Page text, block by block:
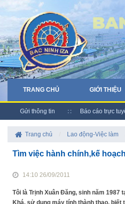
TRANG CHỦ GIỚI THIỆU
Gửi thông tin Báo cáo trực
Trang chủ Lao động-Việc làm
Tìm việc hành chính,kế
14:10 26/09/2011
Tôi là Trịnh Xuân Đăng, sinh năm 1987